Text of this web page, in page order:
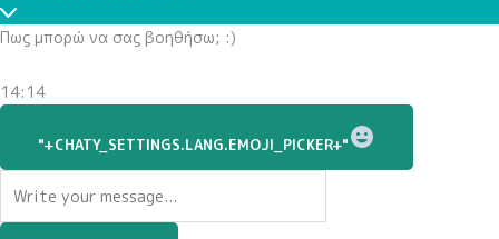
Πως μπορώ να σας βοηθήσω; :)
14:14
"+CHATY_SETTINGS.LANG.EMOJI_PICKER+"
WhatsApp